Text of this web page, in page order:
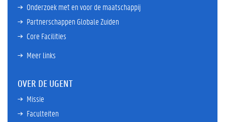
Onderzoek met en voor de maatschappij
Partnerschappen Globale Zuiden
Core Facilities
Meer links
OVER DE UGENT
Missie
Faculteiten